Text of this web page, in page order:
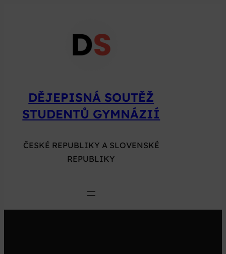
DĚJEPISNÁ SOUTĚŽ
STUDENTŮ GYMNÁZIÍ
ČESKÉ REPUBLIKY A SLOVENSKÉ
REPUBLIKY